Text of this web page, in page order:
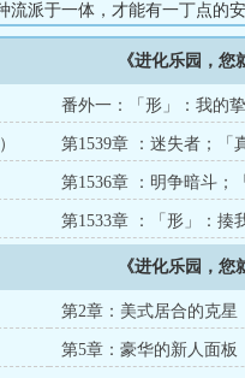
流派于一体，才能有一丁点
筒木宗家：我真傻，真的，
的锁链是你给的！乐园玩家：
弈：住口！你们不要在这给我
《进化乐园，
番外一：「形」：我的
第1539章 ：迷失者；「
第1536章 ：明争暗斗；
第1533章 ：「形」：揍
《进化乐园，
第2章：美式居合的克星
第5章：豪华的新人面板